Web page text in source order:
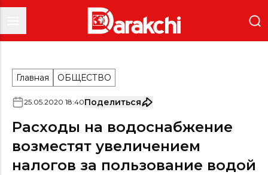
Главная ОБЩЕСТВО
25.05.2020 18:40Поделиться
Расходы на водоснабжение
возместят увеличением
налогов за пользование водой